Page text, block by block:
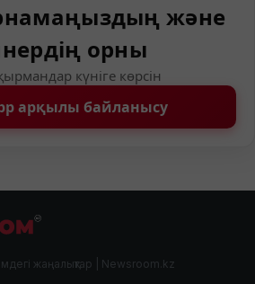
және
орны
күніге көрсін
арқылы байланысу
жаңалықтар | Newsroom.kz